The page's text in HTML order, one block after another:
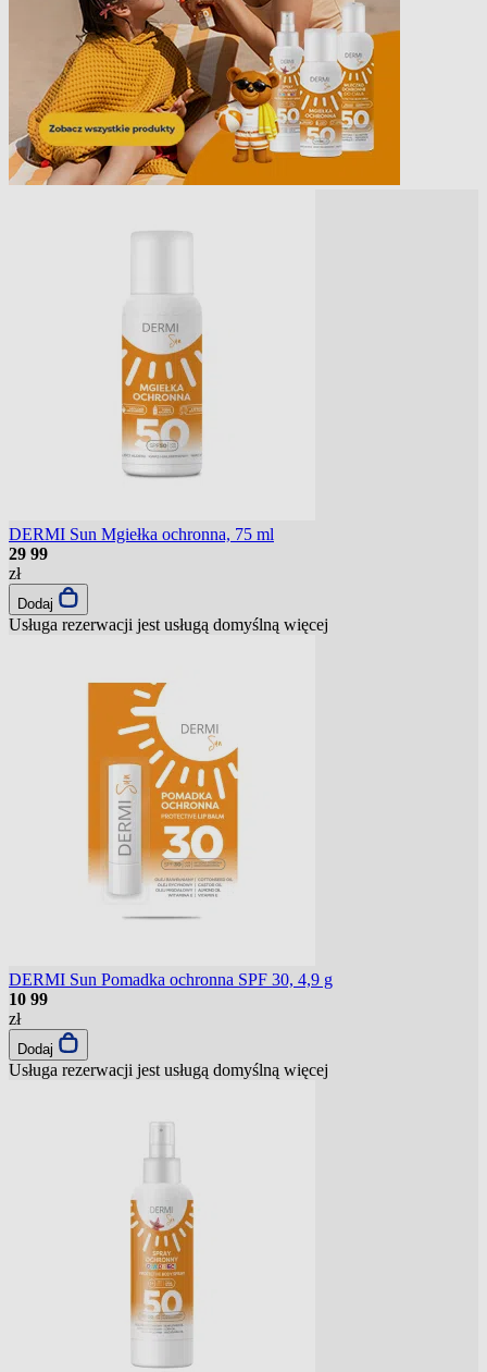
DERMI Sun Mgiełka ochronna, 75 ml
29 99
zł
Dodaj
Usługa rezerwacji jest usługą domyślną więcej
DERMI Sun Pomadka ochronna SPF 30, 4,9 g
10 99
zł
Dodaj
Usługa rezerwacji jest usługą domyślną więcej